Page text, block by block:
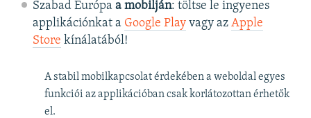
Szabad Európa a mobilján: töltse le ingyenes
applikációnkat a Google Playvagy az Apple
Store kínálatából!
A stabil mobilkapcsolat érdekében a weboldal egyes
funkciói az applikációban csak korlátozottan érhetők
el.